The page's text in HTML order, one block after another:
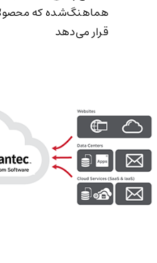
هماهنگ‌شده که
قرار می‌دهد